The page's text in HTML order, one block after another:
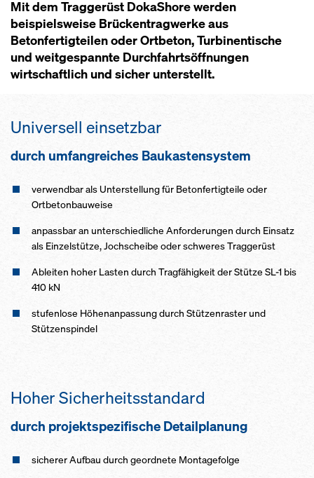
Mit dem Traggerüst DokaShore werden
beispielsweise Brückentragwerke aus
Betonfertigteilen oder Ortbeton, Turbinentische
und weitgespannte Durchfahrtsöffnungen
wirtschaftlich und sicher unterstellt.
Universell einsetzbar
durch umfangreiches Baukastensystem
verwendbar als Unterstellung für Betonfertigteile oder
Ortbetonbauweise
anpassbar an unterschiedliche Anforderungen durch Einsatz
als Einzelstütze, Jochscheibe oder schweres Traggerüst
Ableiten hoher Lasten durch Tragfähigkeit der Stütze SL-1 bis
410 kN
stufenlose Höhenanpassung durch Stützenraster und
Stützenspindel
Hoher Sicherheitsstandard
durch projektspezifische Detailplanung
sicherer Aufbau durch geordnete Montagefolge